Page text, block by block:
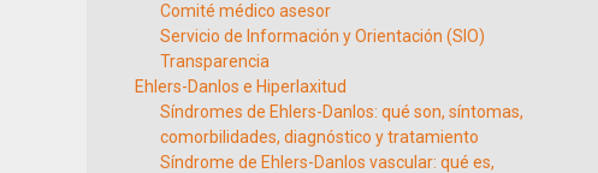
Comité médico asesor
Servicio de Información y Orientación (SIO)
Transparencia
Ehlers-Danlos e Hiperlaxitud
Síndromes de Ehlers-Danlos: qué son, síntomas,
comorbilidades, diagnóstico y tratamiento
Síndrome de Ehlers-Danlos vascular: qué es,